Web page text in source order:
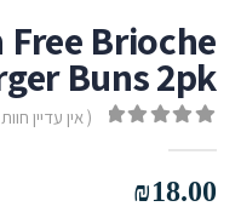
Brioche
Buns 2pk
( אין עדיין
₪18.00